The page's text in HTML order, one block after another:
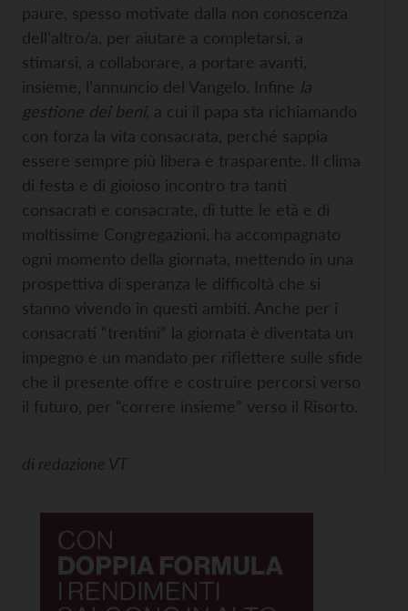
paure, spesso motivate dalla non conoscenza
dell’altro/a, per aiutare a completarsi, a
stimarsi, a collaborare, a portare avanti,
insieme, l’annuncio del Vangelo. Infine la
gestione dei beni, a cui il papa sta richiamando
con forza la vita consacrata, perché sappia
essere sempre più libera e trasparente. Il clima
di festa e di gioioso incontro tra tanti
consacrati e consacrate, di tutte le età e di
moltissime Congregazioni, ha accompagnato
ogni momento della giornata, mettendo in una
prospettiva di speranza le difficoltà che si
stanno vivendo in questi ambiti. Anche per i
consacrati “trentini” la giornata è diventata un
impegno e un mandato per riflettere sulle sfide
che il presente offre e costruire percorsi verso
il futuro, per “correre insieme” verso il Risorto.
di redazione VT